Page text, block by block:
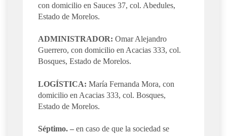
con domicilio en Sauces 37, col. Abedules,
Estado de Morelos.
ADMINISTRADOR: Omar Alejandro
Guerrero, con domicilio en Acacias 333, col.
Bosques, Estado de Morelos.
LOGÍSTICA: María Fernanda Mora, con
domicilio en Acacias 333, col. Bosques,
Estado de Morelos.
Séptimo. – en caso de que la sociedad se